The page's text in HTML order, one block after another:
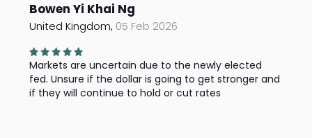
Bowen Yi Khai Ng
United Kingdom, 05 Feb 2026
Markets are uncertain due to the newly elected
fed. Unsure if the dollar is going to get stronger and
if they will continue to hold or cut rates